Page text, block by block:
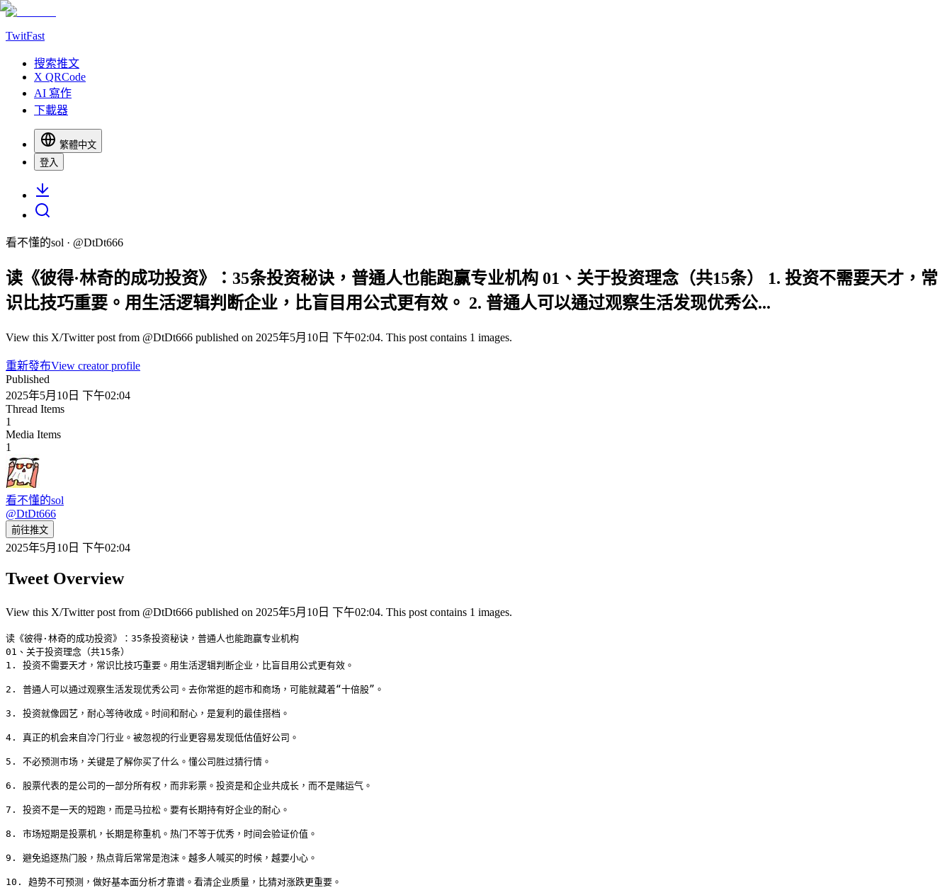
TwitFast
搜索推文
X QRCode
AI 寫作
下載器
繁體中文
登入
看不懂的sol · @DtDt666
读《彼得·林奇的成功投资》：35条投资秘诀，普通人也能跑赢专业机构 01、关于投资理念（共15条） 1. 投资不需要天才，常
识比技巧重要。用生活逻辑判断企业，比盲目用公式更有效。 2. 普通人可以通过观察生活发现优秀公...
View this X/Twitter post from @DtDt666 published on 2025年5月10日 下午02:04. This post contains 1 images.
重新發布View creator profile
Published
2025年5月10日 下午02:04
Thread Items
1
Media Items
1
看不懂的sol
@DtDt666
前往推文
2025年5月10日 下午02:04
Tweet Overview
View this X/Twitter post from @DtDt666 published on 2025年5月10日 下午02:04. This post contains 1 images.
读《彼得·林奇的成功投资》：35条投资秘诀，普通人也能跑赢专业机构
01、关于投资理念（共15条）
1. 投资不需要天才，常识比技巧重要。用生活逻辑判断企业，比盲目用公式更有效。
2. 普通人可以通过观察生活发现优秀公司。去你常逛的超市和商场，可能就藏着“十倍股”。
3. 投资就像园艺，耐心等待收成。时间和耐心，是复利的最佳搭档。
4. 真正的机会来自冷门行业。被忽视的行业更容易发现低估值好公司。
5. 不必预测市场，关键是了解你买了什么。懂公司胜过猜行情。
6. 股票代表的是公司的一部分所有权，而非彩票。投资是和企业共成长，而不是赌运气。
7. 投资不是一天的短跑，而是马拉松。要有长期持有好企业的耐心。
8. 市场短期是投票机，长期是称重机。热门不等于优秀，时间会验证价值。
9. 避免追逐热门股，热点背后常常是泡沫。越多人喊买的时候，越要小心。
10. 趋势不可预测，做好基本面分析才靠谱。看清企业质量，比猜对涨跌更重要。